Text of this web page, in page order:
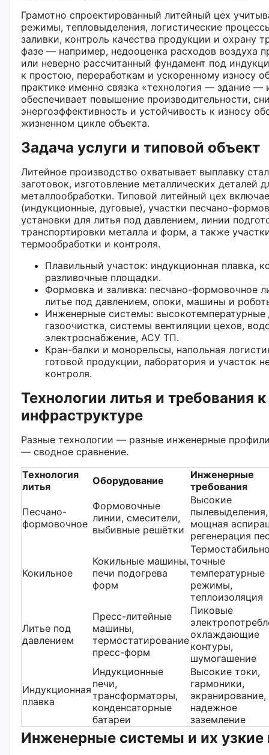
Грамотно спроектированный литейный цех
режимы, тепловыделения, логистические
заливки, контроль качества продукции и охрану
фазе — например, недооценка расходов воздуха
или неверно рассчитанный фундамент под
к простою, переработкам и ускоренному износу
практике именно связка «технология — здание
обеспечивает повышение производительности,
энергоэффективность и устойчивость к износу
жизненном цикле объекта.
Задача услуги и типовой объект
Литейное производство охватывает выплавку
заготовок, изготовление металлических деталей
металлообработки. Типовой литейный цех
(индукционные, дуговые), участки песчано-
установки для литья под давлением, линии
транспортировки металла и форм, а также
термообработки и контроля.
Плавильный участок: индукционная плавка,
разливочные площадки.
Формовка и заливка: песчано-формовочное
литье под давлением, опоки, машины и
Инженерные системы:
газоочистка, системы вентиляции цехов,
электроснабжение, АСУ ТП.
Кран-балки и монорельсы, напольная
готовой продукции, лаборатория и участок
контроля.
Технологии литья и требования к
инфраструктуре
Разные технологии — разные инженерные
— сводное сравнение.
Технология
литья
Оборудование
Инженерные
требования
Песчано-
формовочное
Формовочные
линии, смесители,
выбивные решётки
Высокие
пылевыделения,
мощная
регенерация
Кокильное
Кокильные машины,
печи подогрева
форм
точные
температурные
режимы,
теплоизоляция
Литье под
давлением
Пресс-литейные
машины,
термостатирование
пресс-форм
Пиковые
охлаждающие
контуры,
шумогашение
Индукционная
плавка
Индукционные
печи,
трансформаторы,
конденсаторные
батареи
Высокие токи,
гармоники,
экранирование,
надежное
заземление
Инженерные системы и их узкие